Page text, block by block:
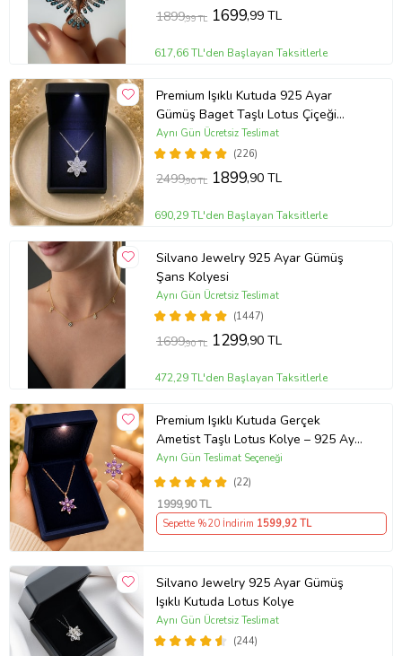
1899,99 TL 1699,99 TL
617,66 TL'den Başlayan Taksitlerle
Premium Işıklı Kutuda 925 Ayar
Gümüş Baget Taşlı Lotus Çiçeği
Kolye
(226)
Aynı Gün Ücretsiz Teslimat
2499,90 TL 1899,90 TL
690,29 TL'den Başlayan Taksitlerle
Silvano Jewelry 925 Ayar Gümüş
Şans Kolyesi
(1447)
Aynı Gün Ücretsiz Teslimat
1699,90 TL 1299,90 TL
472,29 TL'den Başlayan Taksitlerle
Premium Işıklı Kutuda Gerçek
Ametist Taşlı Lotus Kolye – 925 Ayar
Gümüş Kadın Kolye
(22)
Aynı Gün Teslimat Seçeneği
1999,90 TL
Sepette %20 İndirim 1599,92 TL
Silvano Jewelry 925 Ayar Gümüş
Işıklı Kutuda Lotus Kolye
(244)
Aynı Gün Ücretsiz Teslimat